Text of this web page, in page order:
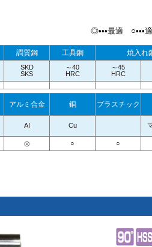
◎•••最適 ○•••
調質鋼 工具鋼 焼入れ
SKD
SKS
～40
HRC
～45
HRC
アルミ合金 銅 プラスチック
AI Cu
◎
○
○